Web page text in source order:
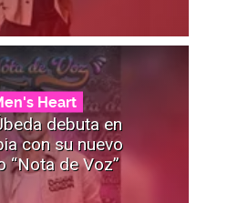
Heart
debuta en
con su nuevo
“Nota de Voz”